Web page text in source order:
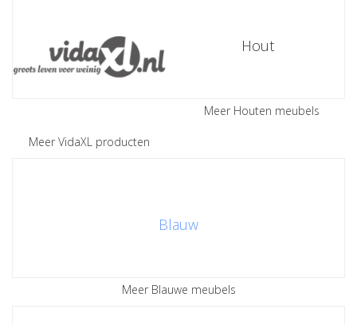
Meer VidaXL producten
Hout
Meer Houten meubels
Blauw
Meer Blauwe meubels